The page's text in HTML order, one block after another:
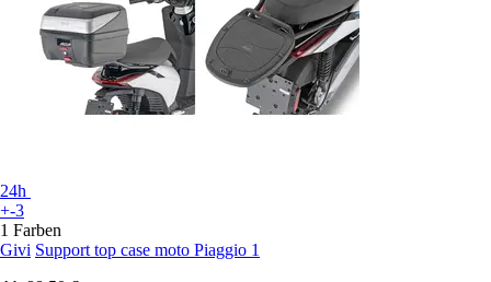
24h
+-3
1 Farben
Givi Support top case moto Piaggio 1